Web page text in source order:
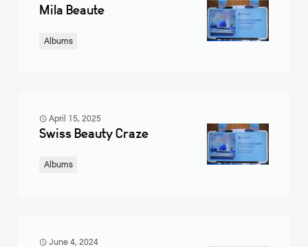
Mila Beaute
Albums
April 15, 2025
Swiss Beauty Craze
Albums
June 4, 2024